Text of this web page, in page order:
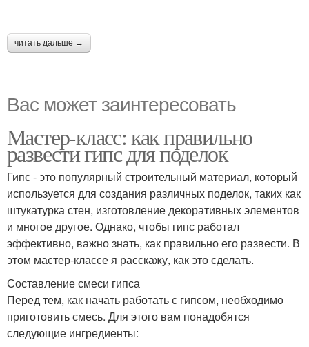
читать дальше →
Вас может заинтересовать
Мастер-класс: как правильно
развести гипс для поделок
Гипс - это популярный строительный материал, который
используется для создания различных поделок, таких как
штукатурка стен, изготовление декоративных элементов
и многое другое. Однако, чтобы гипс работал
эффективно, важно знать, как правильно его развести. В
этом мастер-классе я расскажу, как это сделать.
Составление смеси гипса
Перед тем, как начать работать с гипсом, необходимо
приготовить смесь. Для этого вам понадобятся
следующие ингредиенты: